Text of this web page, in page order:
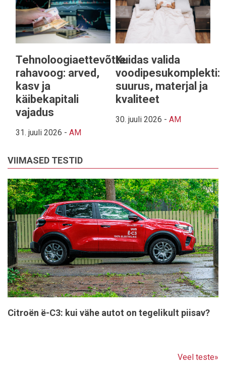
Tehnoloogiaettevõtte
rahavoog: arved,
kasv ja
käibekapitali
vajadus
31. juuli 2026 - AM
Kuidas valida
voodipesukomplekti:
suurus, materjal ja
kvaliteet
30. juuli 2026 - AM
VIIMASED TESTID
Citroën ë-C3: kui vähe autot on tegelikult piisav?
Veel teste»